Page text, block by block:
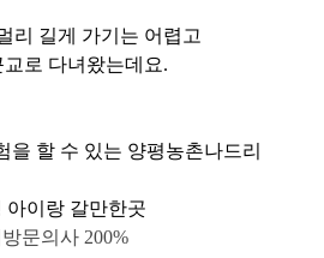
리 길게 가기는 어렵고
교로 다녀왔는데요.
을 할 수 있는 양평농촌나드리
아이랑 갈만한곳
문의사 200%